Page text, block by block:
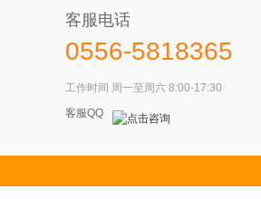
客服电话
0556-5818365
工作时间 周一至周六 8:00-17:30
客服QQ